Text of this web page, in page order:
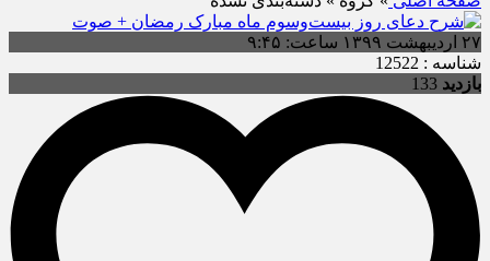
۲۷ اردیبهشت ۱۳۹۹ ساعت: ۹:۴۵
شناسه : 12522
بازدید 133